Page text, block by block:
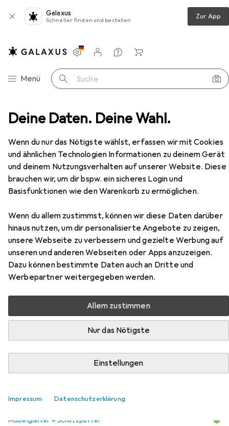
Deine Daten. Deine Wahl.
Wenn du nur das Nötigste wählst, erfassen wir mit Cookies
und ähnlichen Technologien Informationen zu deinem Gerät
und deinem Nutzungsverhalten auf unserer Website. Diese
brauchen wir, um dir bspw. ein sicheres Login und
Basisfunktionen wie den Warenkorb zu ermöglichen.
Wenn du allem zustimmst, können wir diese Daten darüber
hinaus nutzen, um dir personalisierte Angebote zu zeigen,
unsere Webseite zu verbessern und gezielte Werbung auf
unseren und anderen Webseiten oder Apps anzuzeigen.
Dazu können bestimmte Daten auch an Dritte und
Werbepartner weitergegeben werden.
Allem zustimmen
Nur das Nötigste
Einstellungen
Impressum Datenschutzerklärung
Galaxus
Schneller finden und bestellen Zur App
Navigation nach Kategorien
Menü Suche
Einstellungen
Kundenkonto
Vergleichslisten
Merklisten
Warenkorb
Glutz Türdrücker-Lochteile 50921 München
GlutzTürdrücker-Lochteile 50921
München
Türgarnitur
Zubehör für Glutz Türdrücker-
Lochteile 50921 München
Hier findest du passendes Zubehör zum Produkt Glutz
Türdrücker-Lochteile 50921 München aus den Kategorien
Möbelgleiter + Schutzpuffer und Türgriff + Türgarnitur.
Relevanz
MENGENRABATT
Möbelgleiter + Schutzpuffer